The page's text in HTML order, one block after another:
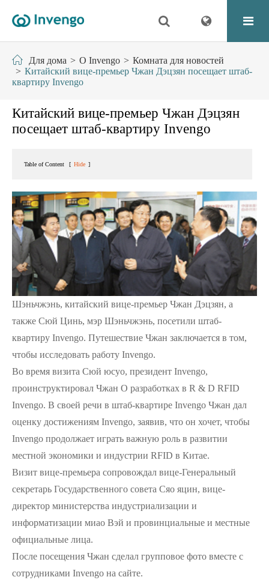
Для дома О Invengo
Комната для новостей
Китайский вице-премьер Чжан Дэцзян посещает штаб-
квартиру Invengo
Китайский вице-премьер Чжан Дэцзян
посещает штаб-квартиру Invengo
Table of Content [ Hide ]
Шэньчжэнь, китайский вице-премьер Чжан Дэцзян, а
также Сюй Цинь, мэр Шэньчжэнь, посетили штаб-
квартиру Invengo. Путешествие Чжан заключается в том,
чтобы исследовать работу Invengo.
Во время визита Сюй юсуо, президент Invengo,
проинструктировал Чжан О разработках в R & D RFID
Invengo. В своей речи в штаб-квартире Invengo Чжан дал
оценку достижениям Invengo, заявив, что он хочет, чтобы
Invengo продолжает играть важную роль в развитии
местной экономики и индустрии RFID в Китае.
Визит вице-премьера сопровождал вице-Генеральный
секретарь Государственного совета Сяо яцин, вице-
директор министерства индустриализации и
информатизации миао Вэй и провинциальные и местные
официальные лица.
После посещения Чжан сделал групповое фото вместе с
сотрудниками Invengo на сайте.